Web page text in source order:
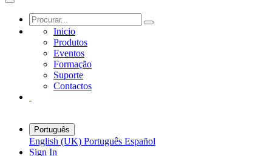
Inicio
Produtos
Eventos
Formação
Suporte
Contactos
Português
English (UK) Português Español
Sign In